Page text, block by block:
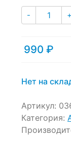
- +
990 ₽
Нет на
Артикул:
Категория: